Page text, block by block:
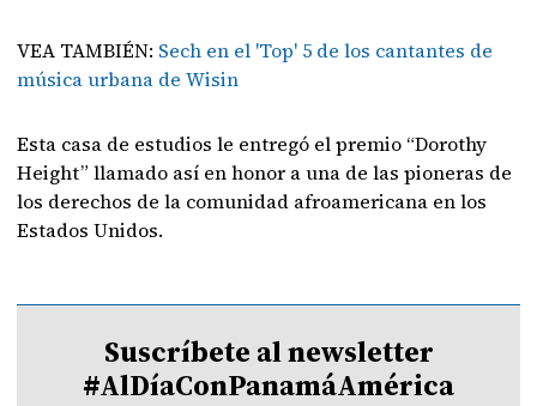
VEA TAMBIÉN: Sech en el 'Top' 5 de los cantantes de
música urbana de Wisin
Esta casa de estudios le entregó el premio “Dorothy
Height” llamado así en honor a una de las pioneras de
los derechos de la comunidad afroamericana en los
Estados Unidos.
Suscríbete al newsletter
#AlDíaConPanamáAmérica